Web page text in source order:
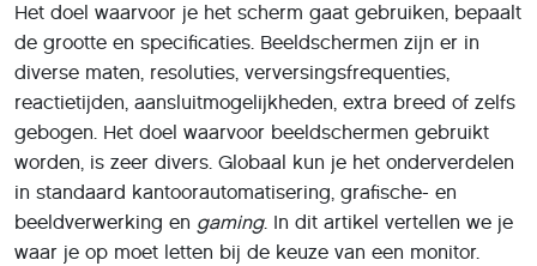
Het doel waarvoor je het scherm gaat gebruiken, bepaalt
de grootte en specificaties. Beeldschermen zijn er in
diverse maten, resoluties, verversingsfrequenties,
reactietijden, aansluitmogelijkheden, extra breed of zelfs
gebogen. Het doel waarvoor beeldschermen gebruikt
worden, is zeer divers. Globaal kun je het onderverdelen
in standaard kantoorautomatisering, grafische- en
beeldverwerking en gaming. In dit artikel vertellen we je
waar je op moet letten bij de keuze van een monitor.